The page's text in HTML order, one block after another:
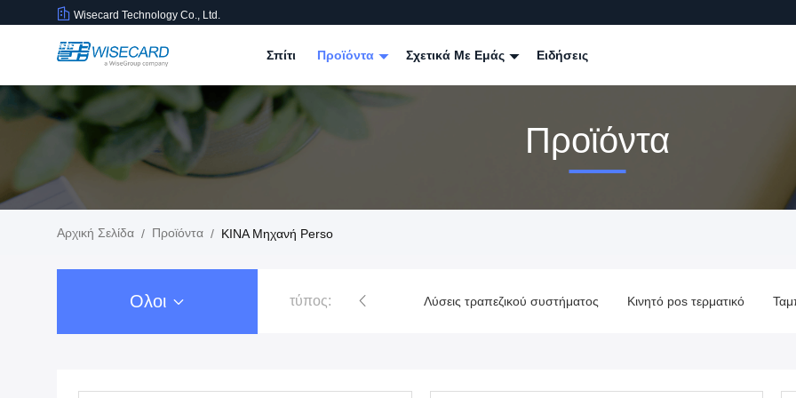
Wisecard Technology Co., Ltd.
Σπίτι Προϊόντα Σχετικά Με Εμάς Ειδήσεις
Προϊόντα
Αρχική Σελίδα / Προϊόντα / ΚΙΝΑ Μηχανή Perso
Ολοι τύπος:
Λύσεις έξυπνων καρτών Λύσεις τραπεζικού συστήματος Κινητό pos τερματικό